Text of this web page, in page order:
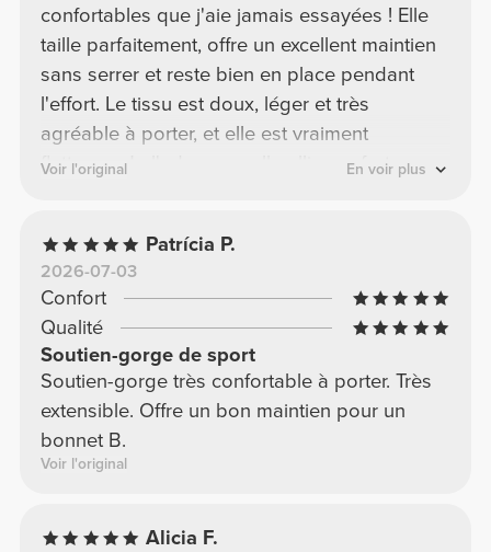
confortables que j'aie jamais essayées ! Elle
taille parfaitement, offre un excellent maintien
sans serrer et reste bien en place pendant
l'effort. Le tissu est doux, léger et très
agréable à porter, et elle est vraiment
flatteuse. Je l'adore car elle allie confort,
la rachèterais sans hésiter.
Voir l'original En voir plus
Patrícia P.
2026-07-03
Confort
Qualité
Soutien-gorge de sport
Soutien-gorge très confortable à porter. Très
extensible. Offre un bon maintien pour un
bonnet B.
Voir l'original
Alicia F.